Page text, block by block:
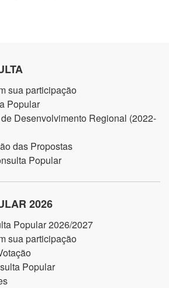
sua participação
Popular
Desenvolvimento Regional (2022-
das Propostas
Popular
2026
Popular 2026/2027
sua participação
Popular